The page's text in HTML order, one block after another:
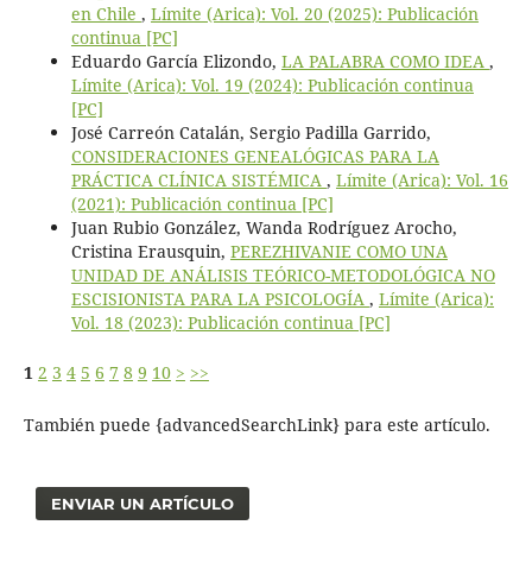
en Chile , Límite (Arica): Vol. 20 (2025): Publicación
continua [PC]
Eduardo García Elizondo, LA PALABRA COMO IDEA ,
Límite (Arica): Vol. 19 (2024): Publicación continua
[PC]
José Carreón Catalán, Sergio Padilla Garrido,
CONSIDERACIONES GENEALÓGICAS PARA LA
PRÁCTICA CLÍNICA SISTÉMICA , Límite (Arica): Vol. 16
(2021): Publicación continua [PC]
Juan Rubio González, Wanda Rodríguez Arocho,
Cristina Erausquin, PEREZHIVANIE COMO UNA
UNIDAD DE ANÁLISIS TEÓRICO-METODOLÓGICA NO
ESCISIONISTA PARA LA PSICOLOGÍA , Límite (Arica):
Vol. 18 (2023): Publicación continua [PC]
1 2 3 4 5 6 7 8 9 10 > >>
También puede {advancedSearchLink} para este artículo.
ENVIAR UN ARTÍCULO